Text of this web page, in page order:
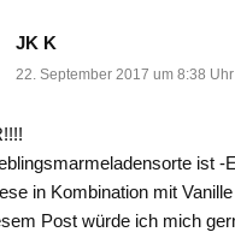
JK K
22. September 2017 um 8:38 Uhr
ist -
in Kombination mit
Post würde ich mich